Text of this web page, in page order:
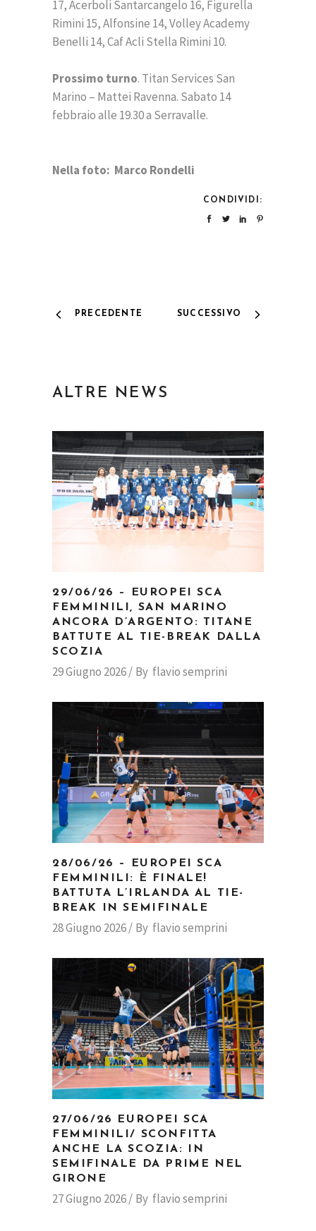
17, Acerboli Santarcangelo 16, Figurella
Rimini 15, Alfonsine 14, Volley Academy
Benelli 14, Caf Acli Stella Rimini 10.
Prossimo turno. Titan Services San
Marino – Mattei Ravenna. Sabato 14
febbraio alle 19.30 a Serravalle.
Nella foto: Marco Rondelli
CONDIVIDI:
PRECEDENTE SUCCESSIVO
ALTRE NEWS
29/06/26 – EUROPEI SCA
FEMMINILI, SAN MARINO
ANCORA D’ARGENTO: TITANE
BATTUTE AL TIE-BREAK DALLA
SCOZIA
29 Giugno 2026 By flavio semprini
28/06/26 – EUROPEI SCA
FEMMINILI: È FINALE!
BATTUTA L’IRLANDA AL TIE-
BREAK IN SEMIFINALE
28 Giugno 2026 By flavio semprini
27/06/26 EUROPEI SCA
FEMMINILI/ SCONFITTA
ANCHE LA SCOZIA: IN
SEMIFINALE DA PRIME NEL
GIRONE
27 Giugno 2026 By flavio semprini